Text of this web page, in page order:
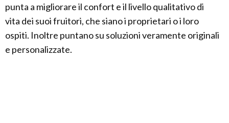
punta a migliorare il confort e il livello qualitativo di
vita dei suoi fruitori, che siano i proprietari o i loro
ospiti. Inoltre puntano su soluzioni veramente originali
e personalizzate.